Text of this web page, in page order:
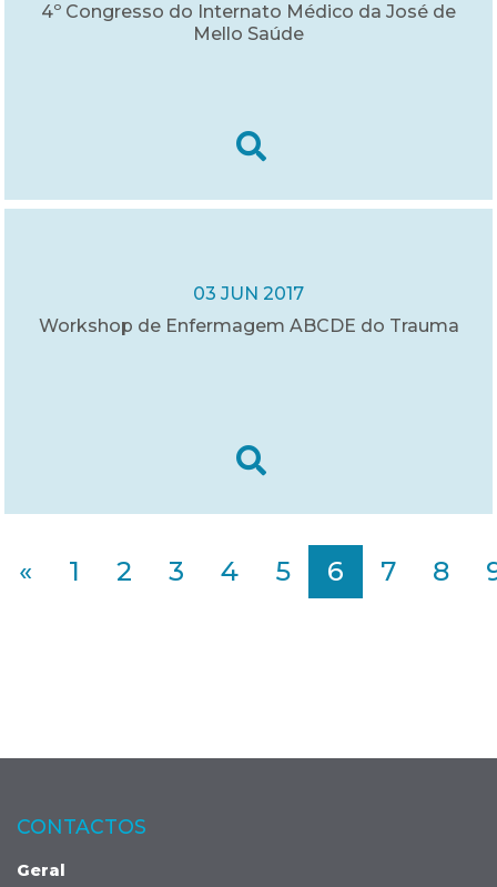
4º Congresso do Internato Médico da José de
Mello Saúde
03 JUN 2017
Workshop de Enfermagem ABCDE do Trauma
« 1 2 3 4 5 6 7 8
CONTACTOS
Geral